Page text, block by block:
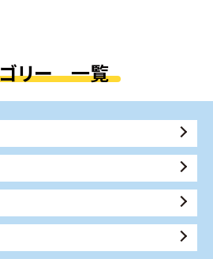
リー 一覧